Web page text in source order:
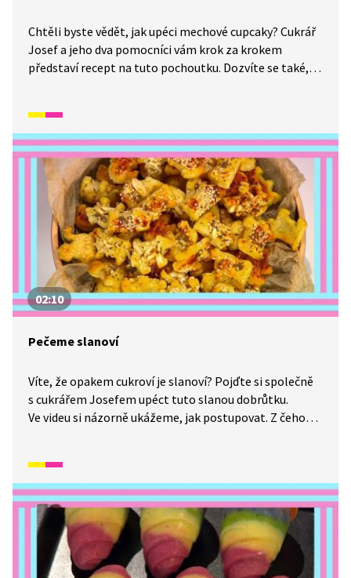
Chtěli byste vědět, jak upéci mechové cupcaky? Cukrář
Josef a jeho dva pomocníci vám krok za krokem
představí recept na tuto pochoutku. Dozvíte se také,
Dají se květiny jíst? A proč se v kuchyni hodí být
odvážný?
02:10
Pečeme slanoví
Víte, že opakem cukroví je slanoví? Pojďte si společně
s cukrářem Josefem upéct tuto slanou dobrůtku.
Ve videu si názorně ukážeme, jak postupovat. Z čeho